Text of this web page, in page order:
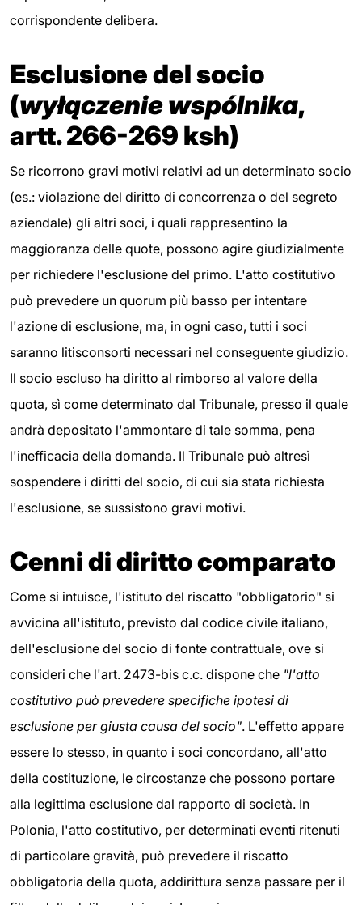
corrispondente delibera.
Esclusione del socio
(wyłączenie wspólnika,
artt. 266-269 ksh)
Se ricorrono gravi motivi relativi ad un determinato socio
(es.: violazione del diritto di concorrenza o del segreto
aziendale) gli altri soci, i quali rappresentino la
maggioranza delle quote, possono agire giudizialmente
per richiedere l'esclusione del primo. L'atto costitutivo
può prevedere un quorum più basso per intentare
l'azione di esclusione, ma, in ogni caso, tutti i soci
saranno litisconsorti necessari nel conseguente giudizio.
Il socio escluso ha diritto al rimborso al valore della
quota, sì come determinato dal Tribunale, presso il quale
andrà depositato l'ammontare di tale somma, pena
l'inefficacia della domanda. Il Tribunale può altresì
sospendere i diritti del socio, di cui sia stata richiesta
l'esclusione, se sussistono gravi motivi.
Cenni di diritto comparato
Come si intuisce, l'istituto del riscatto "obbligatorio" si
avvicina all'istituto, previsto dal codice civile italiano,
dell'esclusione del socio di fonte contrattuale, ove si
consideri che l'art. 2473-bis c.c. dispone che "l'atto
costitutivo può prevedere specifiche ipotesi di
esclusione per giusta causa del socio". L'effetto appare
essere lo stesso, in quanto i soci concordano, all'atto
della costituzione, le circostanze che possono portare
alla legittima esclusione dal rapporto di società. In
Polonia, l'atto costitutivo, per determinati eventi ritenuti
di particolare gravità, può prevedere il riscatto
obbligatoria della quota, addirittura senza passare per il